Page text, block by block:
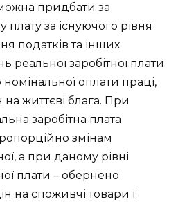
можна придбати за
плату за існуючого рівня
податків та інших
реальної заробітної плати
оплати праці,
на життєві блага. При
заробітна плата
змінам
а при даному рівні
плати – обернено
на споживчі товари і